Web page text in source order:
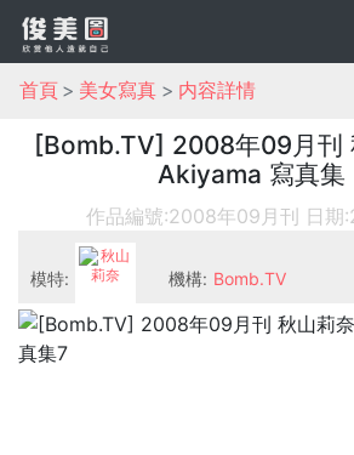
首頁 美女寫真 内容詳情
[Bomb.TV] 2008年09月刊
Akiyama 寫真集
作品編號:2008年09月刊 日期
模特:
秋山莉奈
機構: Bomb.TV